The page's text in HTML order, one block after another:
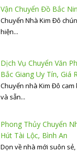
Vận Chuyển Đồ Bắc
Chuyển Nhà Kim Đô
hiện...
Dịch Vụ Chuyển Văn
Bắc Giang Uy Tín, Giá
Chuyển nhà Kim Đô
và sẵn...
Phong Thủy Chuyển
Hút Tài Lộc, Bình An
Dọn về nhà mới suôn